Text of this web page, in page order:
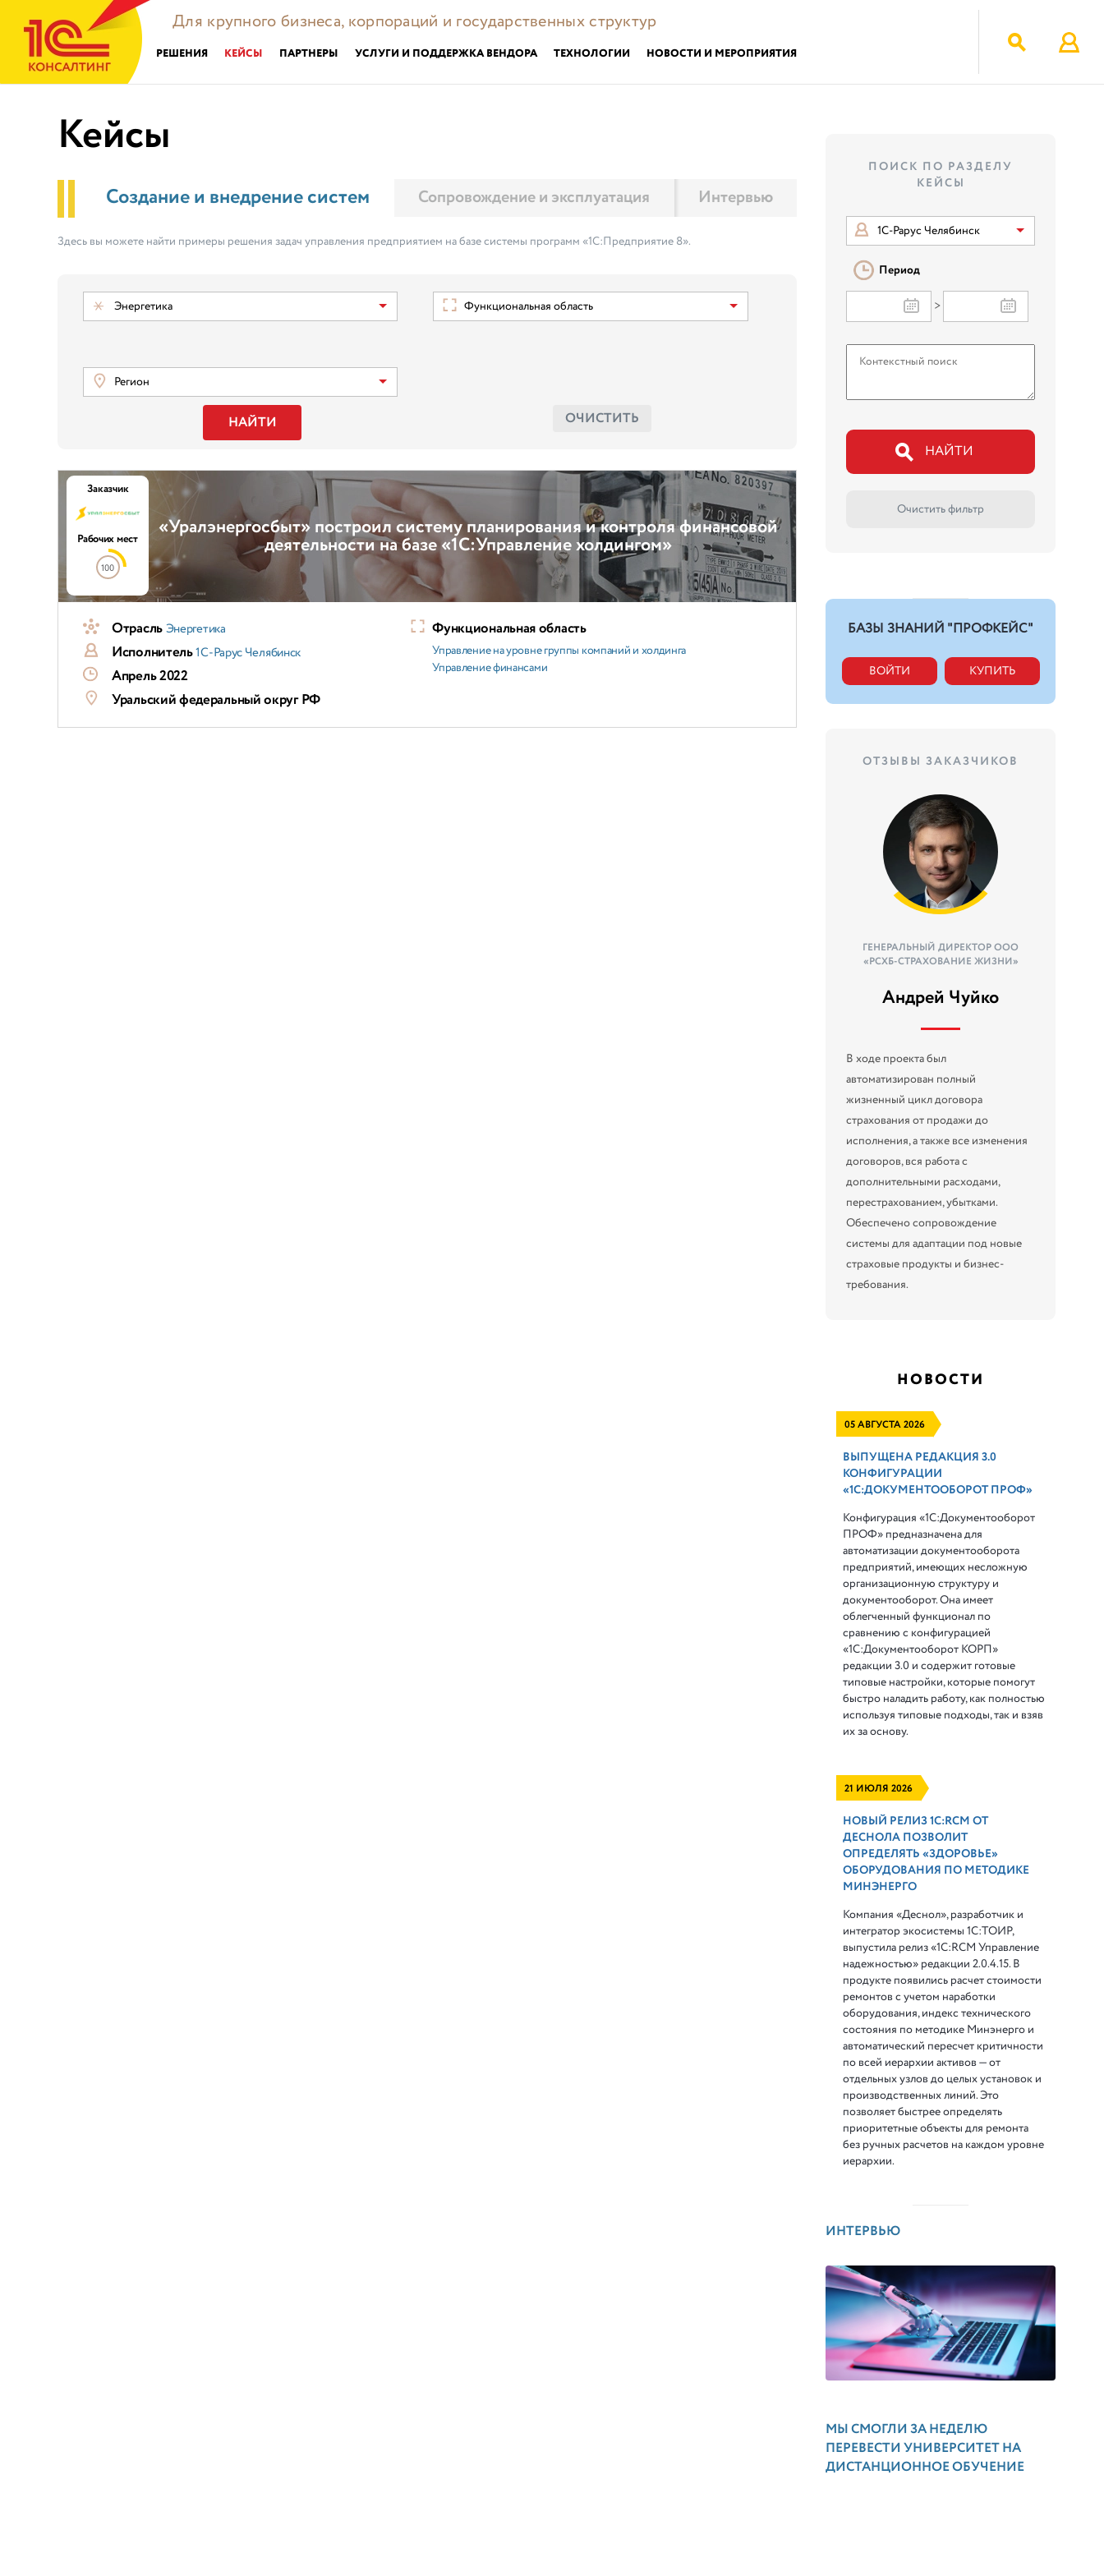
Для крупного бизнеса, корпораций и государственных структур
РЕШЕНИЯ КЕЙСЫ ПАРТНЕРЫ УСЛУГИ И ПОДДЕРЖКА ВЕНДОРА ТЕХНОЛОГИИ НОВОСТИ И МЕРОПРИЯТИЯ
Кейсы
Создание и внедрение систем Сопровождение и эксплуатация Интервью
Здесь вы можете найти примеры решения задач управления предприятием на базе системы программ «1С:Предприятие 8».
Энергетика
Регион
Функциональная область
НАЙТИ ОЧИСТИТЬ
«Уралэнергосбыт» построил систему планирования и контроля финансовой
деятельности на базе «1С:Управление холдингом»
Заказчик
Рабочих мест
100
ОтрасльЭнергетика
Исполнитель1С-Рарус Челябинск
Апрель 2022
Уральский федеральный округ РФ
Функциональная область
Управление на уровне группы компаний и холдинга
Управление финансами
ПОИСК ПО РАЗДЕЛУ
КЕЙСЫ
1С-Рарус Челябинск
Период
>
НАЙТИ
Очистить фильтр
БАЗЫ ЗНАНИЙ "ПРОФКЕЙС"
ВОЙТИ КУПИТЬ
ОТЗЫВЫ ЗАКАЗЧИКОВ
ГЕНЕРАЛЬНЫЙ ДИРЕКТОР ООО
«РСХБ-СТРАХОВАНИЕ ЖИЗНИ»
Андрей Чуйко
В ходе проекта был
автоматизирован полный
жизненный цикл договора
страхования от продажи до
исполнения, а также все изменения
договоров, вся работа с
дополнительными расходами,
перестрахованием, убытками.
Обеспечено сопровождение
системы для адаптации под новые
страховые продукты и бизнес-
требования.
НОВОСТИ
05 АВГУСТА 2026
ВЫПУЩЕНА РЕДАКЦИЯ 3.0
КОНФИГУРАЦИИ
«1С:ДОКУМЕНТООБОРОТ ПРОФ»
Конфигурация «1С:Документооборот
ПРОФ» предназначена для
автоматизации документооборота
предприятий, имеющих несложную
организационную структуру и
документооборот. Она имеет
облегченный функционал по
сравнению с конфигурацией
«1С:Документооборот КОРП»
редакции 3.0 и содержит готовые
типовые настройки, которые помогут
быстро наладить работу, как полностью
используя типовые подходы, так и взяв
их за основу.
21 ИЮЛЯ 2026
НОВЫЙ РЕЛИЗ 1С:RCM ОТ
ДЕСНОЛА ПОЗВОЛИТ
ОПРЕДЕЛЯТЬ «ЗДОРОВЬЕ»
ОБОРУДОВАНИЯ ПО МЕТОДИКЕ
МИНЭНЕРГО
Компания «Деснол», разработчик и
интегратор экосистемы 1С:ТОИР,
выпустила релиз «1С:RCM Управление
надежностью» редакции 2.0.4.15. В
продукте появились расчет стоимости
ремонтов с учетом наработки
оборудования, индекс технического
состояния по методике Минэнерго и
автоматический пересчет критичности
по всей иерархии активов — от
отдельных узлов до целых установок и
производственных линий. Это
позволяет быстрее определять
приоритетные объекты для ремонта
без ручных расчетов на каждом уровне
иерархии.
ИНТЕРВЬЮ
МЫ СМОГЛИ ЗА НЕДЕЛЮ
ПЕРЕВЕСТИ УНИВЕРСИТЕТ НА
ДИСТАНЦИОННОЕ ОБУЧЕНИЕ